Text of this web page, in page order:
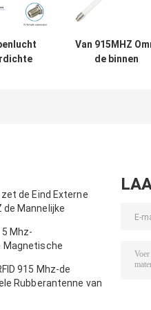
Van 915MHZ
de binnen
de Eind Externe
de Mannelijke
Mhz-
Magnetische
915 Mhz-de
Rubberantenne van